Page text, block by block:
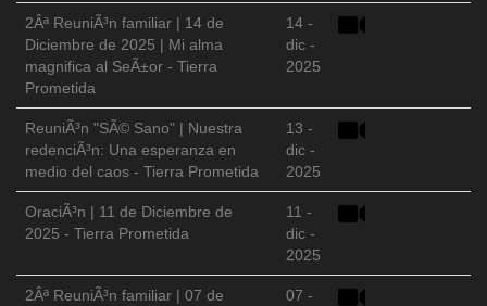
2Âª ReuniÃ³n familiar | 14 de
Diciembre de 2025 | Mi alma
magnifica al SeÃ±or - Tierra
Prometida
14 -
dic -
2025
ReuniÃ³n "SÃ© Sano" | Nuestra
redenciÃ³n: Una esperanza en
medio del caos - Tierra Prometida
13 -
dic -
2025
OraciÃ³n | 11 de Diciembre de
2025 - Tierra Prometida
11 -
dic -
2025
2Âª ReuniÃ³n familiar | 07 de
07 -